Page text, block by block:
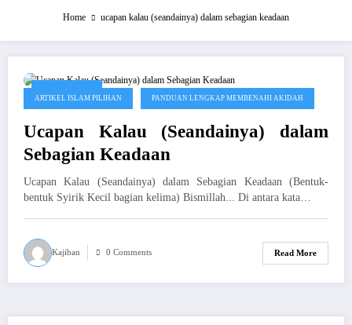
Home ucapan kalau (seandainya) dalam sebagian keadaan
ARTIKEL ISLAM PILIHAN PANDUAN LENGKAP MEMBENAHI AKIDAH
Ucapan Kalau (Seandainya) dalam
Sebagian Keadaan
Ucapan Kalau (Seandainya) dalam Sebagian Keadaan (Bentuk-
bentuk Syirik Kecil bagian kelima) Bismillah... Di antara kata…
Kajiban 0 Comments Read More